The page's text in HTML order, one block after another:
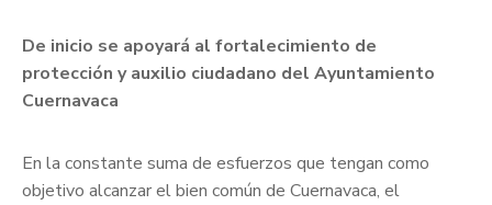
De inicio se apoyará al fortalecimiento de
protección y auxilio ciudadano del Ayuntamiento
Cuernavaca
En la constante suma de esfuerzos que tengan como
objetivo alcanzar el bien común de Cuernavaca, el